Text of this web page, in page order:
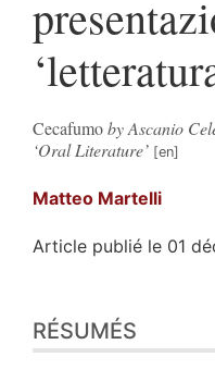
Cecafumoby Ascanio
‘Oral Literature’
Matteo Martelli
Article publié le 01
Plan
Texte
RÉSUMÉS